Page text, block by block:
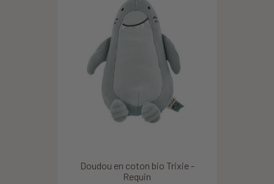
Doudou en coton bio Trixie -
Requin